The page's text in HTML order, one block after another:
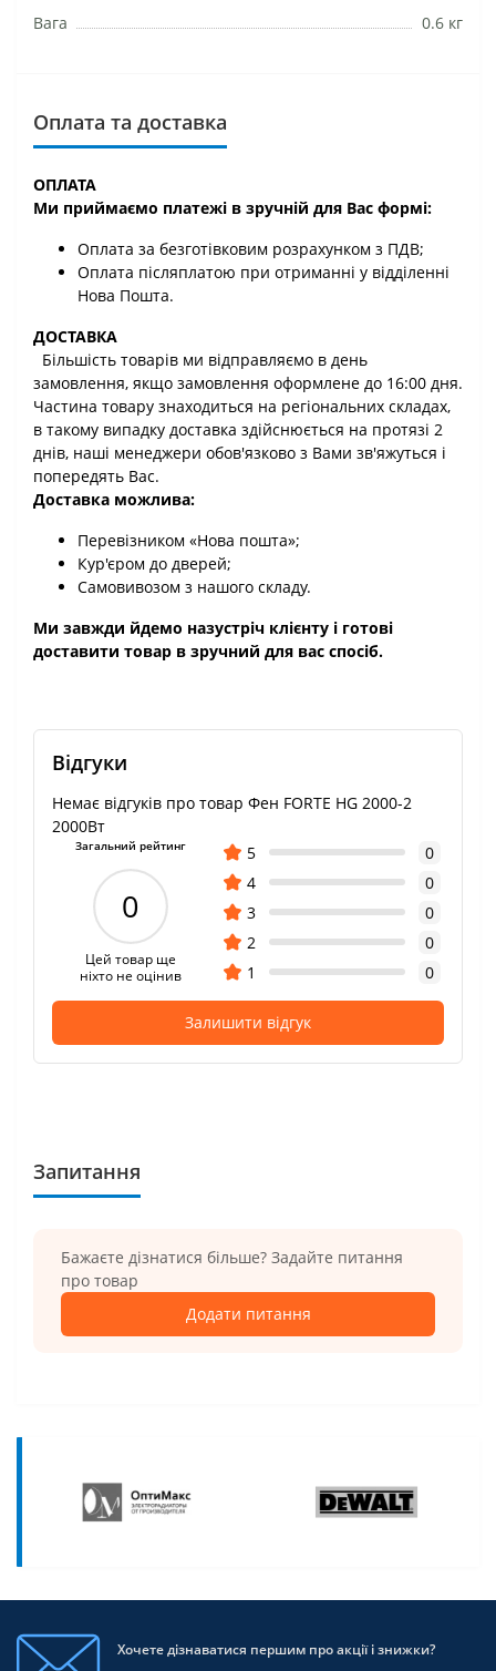
Вага
0.6 кг
Оплата та доставка
ОПЛАТА
Ми приймаємо платежі в зручній для Вас формі:
Оплата за безготівковим розрахунком з ПДВ;
Оплата післяплатою при отриманні у відділенні
Нова Пошта.
ДОСТАВКА
Більшість товарів ми відправляємо в день
замовлення, якщо замовлення оформлене до 16:00 дня.
Частина товару знаходиться на регіональних складах,
в такому випадку доставка здійснюється на протязі 2
днів, наші менеджери обов'язково з Вами зв'яжуться і
попередять Вас.
Доставка можлива:
Перевізником «Нова пошта»;
Кур'єром до дверей;
Самовивозом з нашого складу.
Ми завжди йдемо назустріч клієнту і готові
доставити товар в зручний для вас спосіб.
Відгуки
Немає відгуків про товар Фен FORTE HG 2000-2
2000Вт
Загальний рейтинг
0
Цей товар ще
ніхто не оцінив
5
0
4
0
3
0
2
0
1
0
Залишити відгук
Запитання
Бажаєте дізнатися більше? Задайте питання
про товар
Додати питання
Хочете дізнаватися першим про акції і знижки?